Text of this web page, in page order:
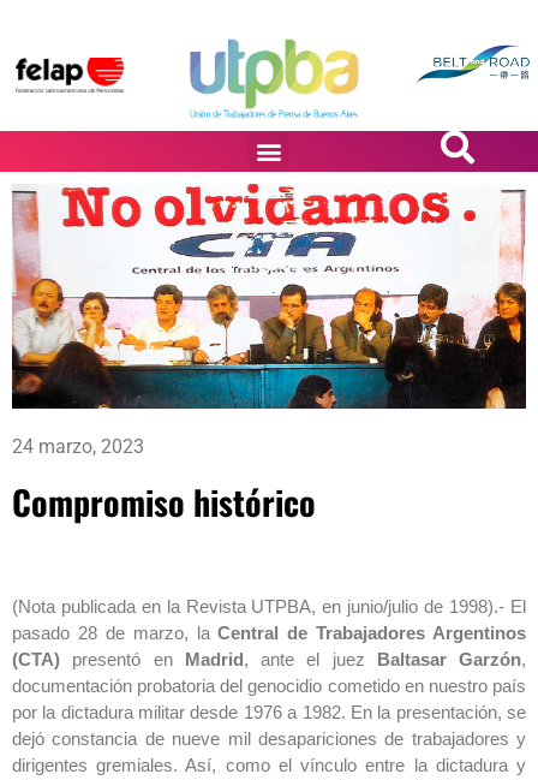
24 marzo, 2023
Compromiso histórico
(Nota publicada en la Revista UTPBA, en junio/julio de 1998).- El
pasado 28 de marzo, laCentral de Trabajadores Argentinos
(CTA) presentó en Madrid, ante el juez Baltasar Garzón,
documentación probatoria del genocidio cometido en nuestro país
por la dictadura militar desde 1976 a 1982. En la presentación, se
dejó constancia de nueve mil desapariciones de trabajadores y
dirigentes gremiales. Así, como el vínculo entre la dictadura y